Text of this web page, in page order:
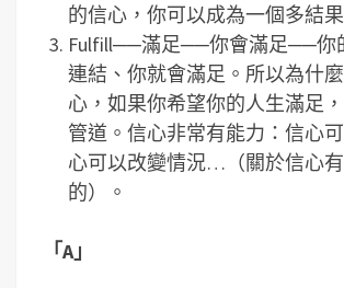
的信心，你可以成為一個多結
Fulfill──滿足──你會滿足──你
連結、你就會滿足。所以為什
心，如果你希望你的人生滿足
管道。信心非常有能力：信心
心可以改變情況…（關於信心
的）。
「A」